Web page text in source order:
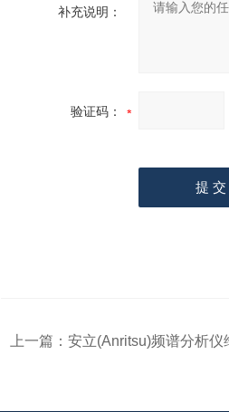
补充说明：
验证码：
上一篇： 安立(Anritsu)频谱分析仪